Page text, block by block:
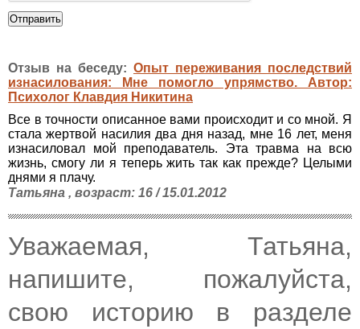
Отзыв на беседу: Опыт переживания последствий
изнасилования: Мне помогло упрямство. Автор:
Психолог Клавдия Никитина
Все в точности описанное вами происходит и со мной. Я
стала жертвой насилия два дня назад, мне 16 лет, меня
изнасиловал мой преподаватель. Эта травма на всю
жизнь, смогу ли я теперь жить так как прежде? Целыми
днями я плачу.
Татьяна , возраст: 16 / 15.01.2012
Уважаемая, Татьяна,
напишите, пожалуйста,
свою историю в разделе